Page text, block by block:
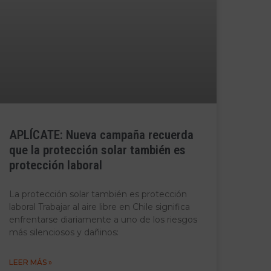
APLÍCATE: Nueva campaña recuerda
que la protección solar también es
protección laboral
La protección solar también es protección
laboral Trabajar al aire libre en Chile significa
enfrentarse diariamente a uno de los riesgos
más silenciosos y dañinos:
LEER MÁS »